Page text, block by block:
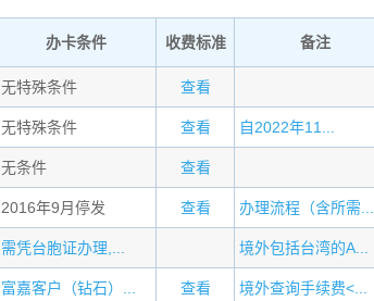
办卡条件 收费标准 备注
无特殊条件 查看
无特殊条件 查看 自2022年11...
无条件 查看
2016年9月停发 查看 办理流程（含所需...
需凭台胞证办理,... 境外包括台湾的A...
富嘉客户（钻石）... 查看 境外查询手续费<...